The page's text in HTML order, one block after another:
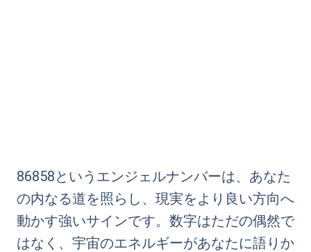
86858というエンジェルナンバーは、あなた
の内なる道を照らし、現実をより良い方向へ
動かす強いサインです。数字はただの偶然で
はなく、宇宙のエネルギーがあなたに語りか